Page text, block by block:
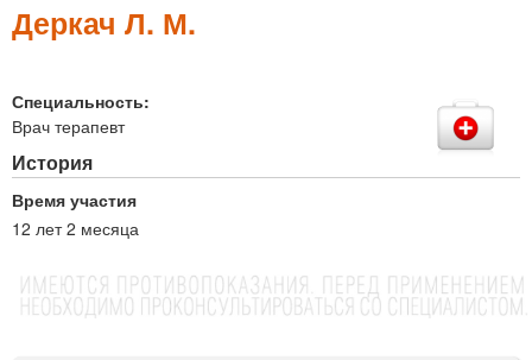
Деркач Л. М.
Специальность:
Врач терапевт
История
Время участия
12 лет 2 месяца